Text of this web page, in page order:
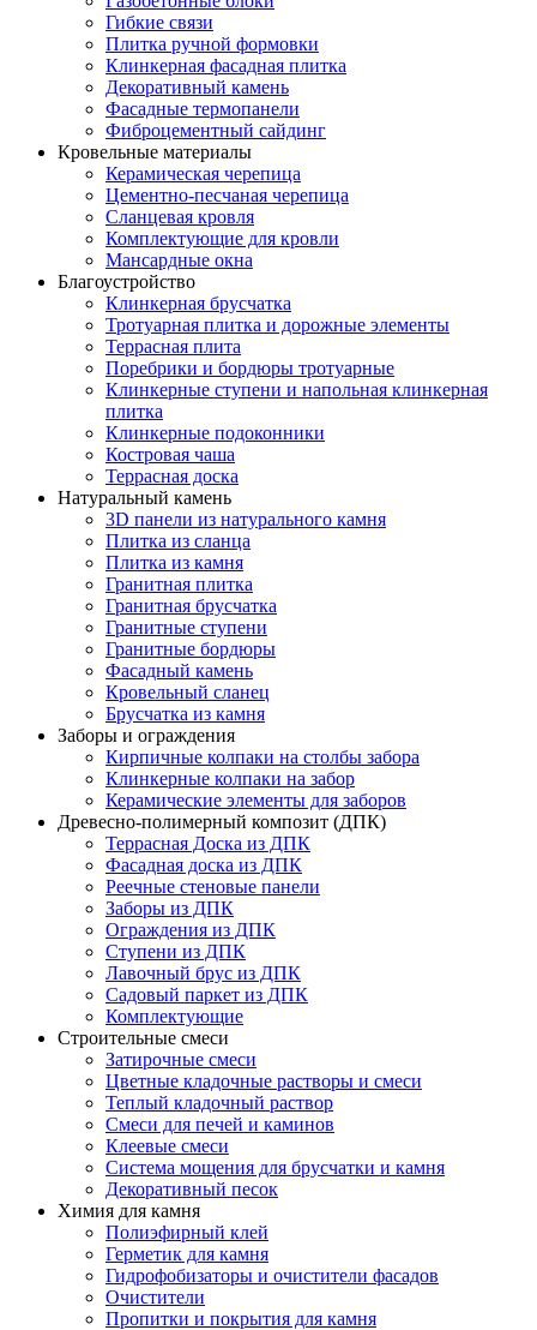
Гибкие связи
Плитка ручной формовки
Клинкерная фасадная плитка
Декоративный камень
Фасадные термопанели
Фиброцементный сайдинг
Кровельные материалы
Керамическая черепица
Цементно-песчаная черепица
Сланцевая кровля
Комплектующие для кровли
Мансардные окна
Благоустройство
Клинкерная брусчатка
Тротуарная плитка и дорожные элементы
Террасная плита
Поребрики и бордюры тротуарные
Клинкерные ступени и напольная клинкерная
плитка
Клинкерные подоконники
Костровая чаша
Террасная доска
Натуральный камень
3D панели из натурального камня
Плитка из сланца
Плитка из камня
Гранитная плитка
Гранитная брусчатка
Гранитные ступени
Гранитные бордюры
Фасадный камень
Кровельный сланец
Брусчатка из камня
Заборы и ограждения
Кирпичные колпаки на столбы забора
Клинкерные колпаки на забор
Керамические элементы для заборов
Древесно-полимерный композит (ДПК)
Террасная Доска из ДПК
Фасадная доска из ДПК
Реечные стеновые панели
Заборы из ДПК
Ограждения из ДПК
Ступени из ДПК
Лавочный брус из ДПК
Садовый паркет из ДПК
Комплектующие
Строительные смеси
Затирочные смеси
Цветные кладочные растворы и смеси
Теплый кладочный раствор
Смеси для печей и каминов
Клеевые смеси
Система мощения для брусчатки и камня
Декоративный песок
Химия для камня
Полиэфирный клей
Герметик для камня
Гидрофобизаторы и очистители фасадов
Очистители
Пропитки и покрытия для камня